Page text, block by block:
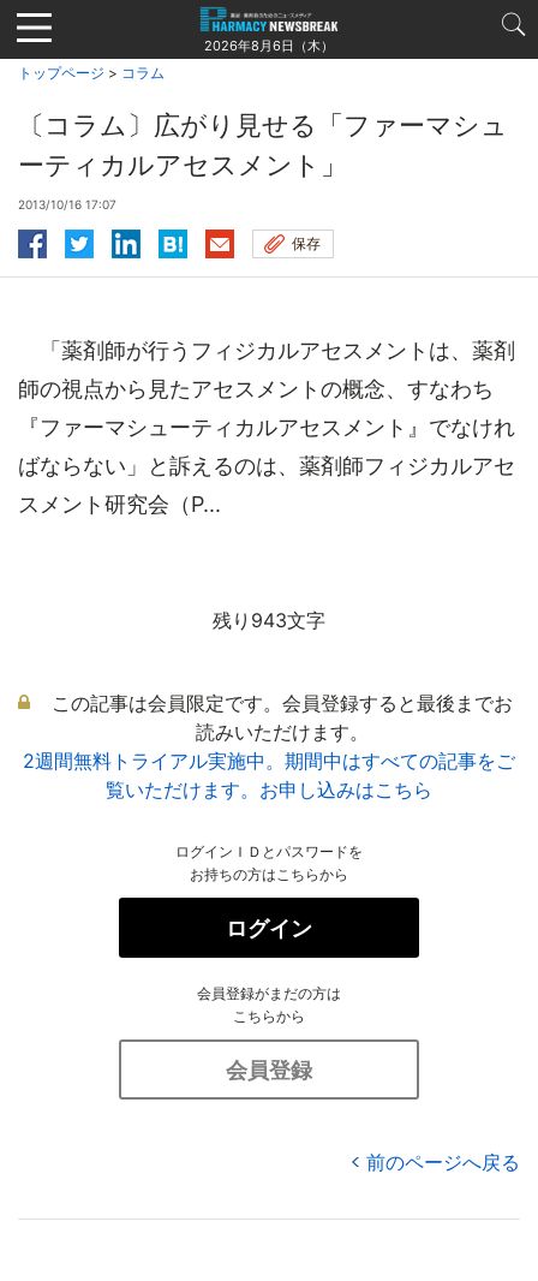
Jump
to
navigation
2026年8月6日（木）
トップページ > コラム
〔コラム〕広がり見せる「ファーマシュ
ーティカルアセスメント」
2013/10/16 17:07
保存
「薬剤師が行うフィジカルアセスメントは、薬剤
師の視点から見たアセスメントの概念、すなわち
『ファーマシューティカルアセスメント』でなけれ
ばならない」と訴えるのは、薬剤師フィジカルアセ
スメント研究会（P...
残り943文字
この記事は会員限定です。会員登録すると最後までお
読みいただけます。
2週間無料トライアル実施中。期間中はすべての記事をご
覧いただけます。お申し込みはこちら
ログインＩＤとパスワードを
お持ちの方はこちらから
ログイン
会員登録がまだの方は
こちらから
会員登録
前のページへ戻る